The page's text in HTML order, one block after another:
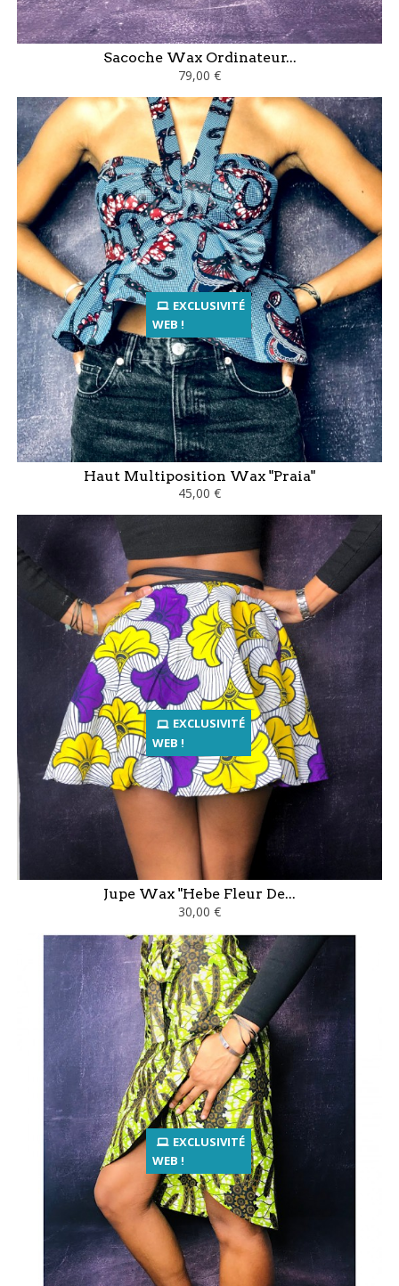
Sacoche Wax Ordinateur...
79,00 €
Haut Multiposition Wax "Praia"
45,00 €
EXCLUSIVITÉ
WEB !
Jupe Wax "Hebe Fleur De...
30,00 €
EXCLUSIVITÉ
WEB !
EXCLUSIVITÉ
WEB !